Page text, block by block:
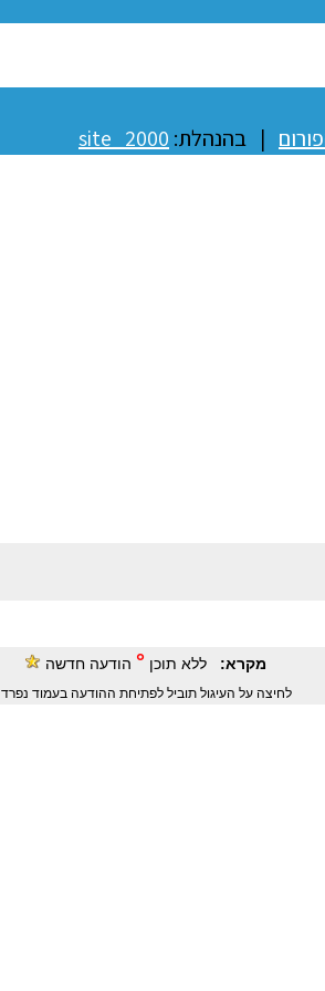
| בהנהלת: site_2000
מקרא: ללא תוכן ° הודעה חדשה
לחיצה על העיגול תוביל לפתיחת ההודעה בעמוד נפרד